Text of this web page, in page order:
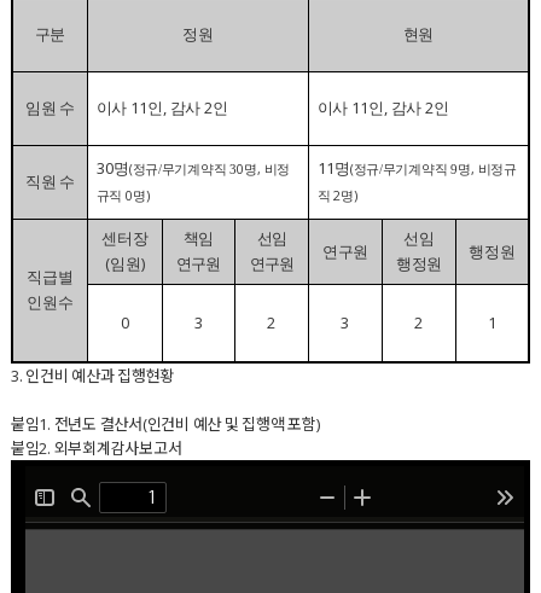
구분 정원 현원
임원 수 이사 11 인 , 감사 2인 이사 11 인 , 감사 2인
직원 수
30명(정규/무기계약직 30명, 비정
규직 0명)
11 명(정규/무기계약직 9명, 비정규
직2명)
직급별
인원수
센터장
(임원)
책임
연구원
선임
연구원
연구원
선임
행정원
행정원
0 3 2 3 2 1
3. 인건비 예산과 집행현황
붙임1. 전년도 결산서(인건비 예산 및 집행액 포함)
붙임2. 외부회계감사보고서